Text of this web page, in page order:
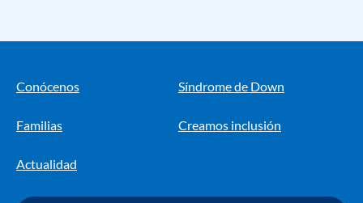
Conócenos Síndrome de Down
Familias Creamos inclusión
Actualidad